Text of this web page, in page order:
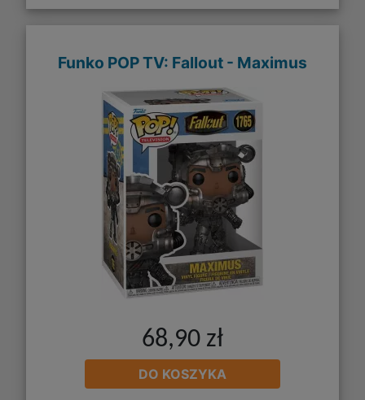
Funko POP TV: Fallout - Maximus
68,90 zł
DO KOSZYKA